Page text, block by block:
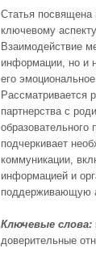
Статья посвящена
ключевому
Взаимодействие
информации, но и
его
Рассматривается
партнерства с
образовательного
подчеркивает
коммуникации,
информацией и
поддерживающую
Ключевые слова:
доверительные